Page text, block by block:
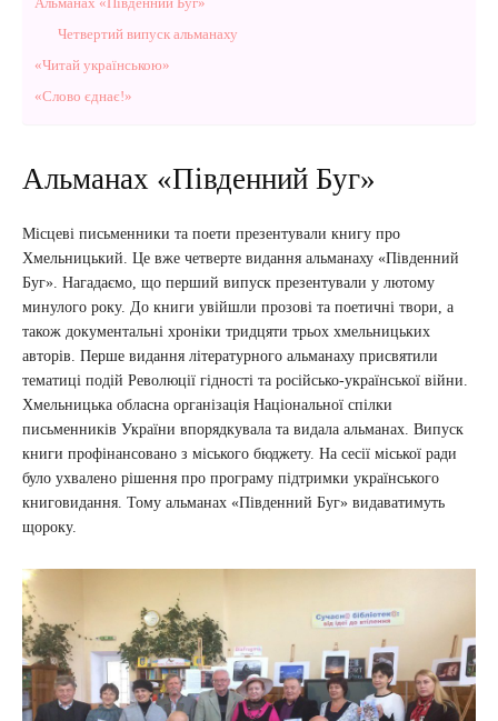
Четвертий випуск альманаху
«Читай українською»
«Слово єднає!»
Альманах «Південний Буг»
Місцеві письменники та поети презентували книгу про
Хмельницький. Це вже четверте видання альманаху «Південний
Буг». Нагадаємо, що перший випуск презентували у лютому
минулого року. До книги увійшли прозові та поетичні твори, а
також документальні хроніки тридцяти трьох хмельницьких
авторів. Перше видання літературного альманаху присвятили
тематиці подій Революції гідності та російсько-української війни.
Хмельницька обласна організація Національної спілки
письменників України впорядкувала та видала альманах. Випуск
книги профінансовано з міського бюджету. На сесії міської ради
було ухвалено рішення про програму підтримки українського
книговидання. Тому альманах «Південний Буг» видаватимуть
щороку.